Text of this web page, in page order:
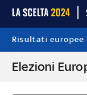
Risultati europee
Elezioni